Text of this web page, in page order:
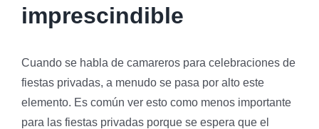
imprescindible
Cuando se habla de camareros para celebraciones de
fiestas privadas, a menudo se pasa por alto este
elemento. Es común ver esto como menos importante
para las fiestas privadas porque se espera que el